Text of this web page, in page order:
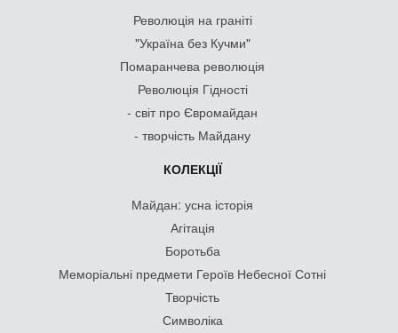
Революція на граніті
"Україна без Кучми"
Помаранчева революція
Революція Гідності
- світ про Євромайдан
- творчість Майдану
КОЛЕКЦІЇ
Майдан: усна історія
Агітація
Боротьба
Меморіальні предмети Героїв Небесної Сотні
Творчість
Символіка